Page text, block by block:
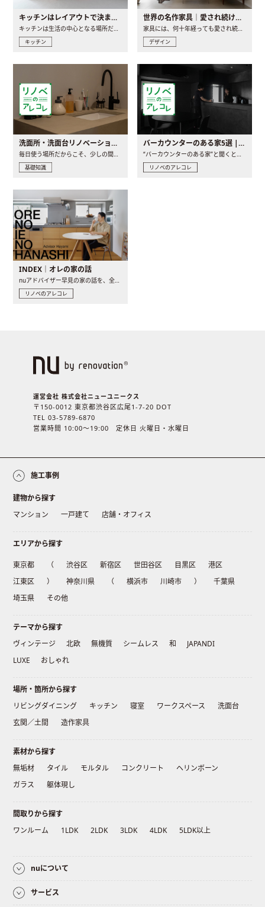
キッチンはレイアウトで決まる。後悔しないための考え方と選び方
キッチンは生活の中心となる場所だからこそ、家の中のどこに置..
キッチン
世界の名作家具｜愛され続ける理由と一生モノとの出会い方
家具には、何十年経っても愛され続ける「名作」と呼ばれるもの..
デザイン
洗面所・洗面台リノベーションの事例と間取りアイデア
毎日使う場所だからこそ、少しの間取りの工夫や素材の選び方で..
基礎知識
バーカウンターのある家5選 | 日常に馴染む“距離の近い”キッチンとは
“バーカウンターのある家”と聞くと、少し特別な、大人のための..
リノベのアレコレ
INDEX｜オレの家の話
nuアドバイザー早見の家の話を、全4話でお届け。リノベーションを..
リノベのアレコレ
運営会社 株式会社ニューユニークス
〒150-0012 東京都渋谷区広尾1-7-20 DOT
TEL 03-5789-6870
営業時間 10:00〜19:00 定休日 火曜日・水曜日
施工事例
建物から探す
マンション
一戸建て 店舗・オフィス
エリアから探す
東京都 （ 渋谷区 新宿区 世田谷区 目黒区
港区
江東区
） 神奈川県 （ 横浜市 川崎市 ）
千葉県
埼玉県
その他
テーマから探す
ヴィンテージ
北欧 無機質 シームレス 和
JAPANDI
LUXE
おしゃれ
場所・箇所から探す
リビングダイニング
キッチン 寝室 ワークスペース
洗面台
玄関／土間
造作家具
素材から探す
無垢材
タイル モルタル コンクリート
ヘリンボーン
ガラス
躯体現し
間取りから探す
ワンルーム
1LDK 2LDK 3LDK 4LDK 5LDK以上
nuについて
サービス